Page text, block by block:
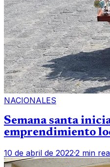
NACIONALES
Semana santa
emprendimiento
10 de abril de 2022·2 min